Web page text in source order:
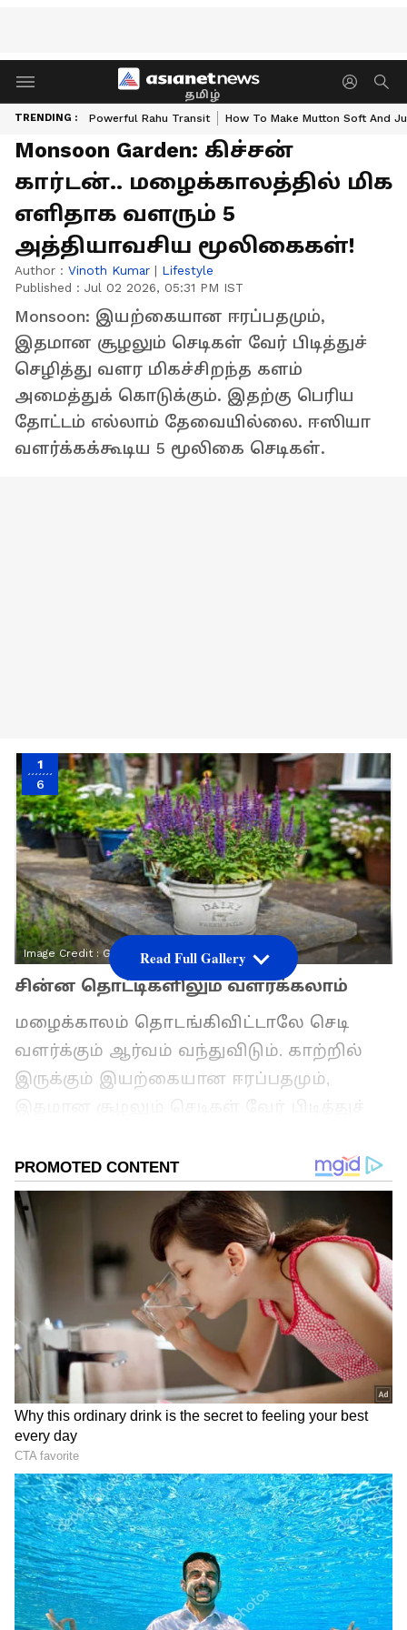
தமிழ்
TRENDING : Powerful Rahu Transit How To Make Mutton Soft And
Monsoon Garden: கிச்சன்
கார்டன்.. மழைக்காலத்தில் மிக
எளிதாக வளரும் 5
அத்தியாவசிய மூலிகைகள்!
Author : Vinoth Kumar | Lifestyle
Published : Jul 02 2026, 05:31 PM IST
Monsoon: இயற்கையான ஈரப்பதமும்,
இதமான சூழலும் செடிகள் வேர் பிடித்துச்
செழித்து வளர மிகச்சிறந்த களம்
அமைத்துக் கொடுக்கும். இதற்கு பெரிய
தோட்டம் எல்லாம் தேவையில்லை. ஈஸியா
வளர்க்கக்கூடிய 5 மூலிகை செடிகள்.
1
6
Image Credit :Getty
சின்ன தொட்டிகளிலும் வளர்க்கலாம்
மழைக்காலம் தொடங்கிவிட்டாலே செடி
வளர்க்கும் ஆர்வம் வந்துவிடும். காற்றில்
இருக்கும் இயற்கையான ஈரப்பதமும்,
அமைத்துக் கொடுக்கும். இதற்குப் பெரிய
தோட்டம் எல்லாம் தேவையில்லை; உங்கள்
வீட்டுப் பால்கனி, மொட்டை மாடி அல்லது
ஜன்னல் ஓரத்திலிருக்கும் சிறிய
தொட்டிகளிலேயே இந்த 5 மூலிகைச்
செடிகளை மிக எளிதாக வளர்க்கலாம்.
இவை உங்கள் சமையலுக்குப் புதிய
சுவையையும், ஆரோக்கியத்தையும்
தருவதோடு உங்கள் வீட்டுக்கு அழகையும்
கொடுக்கும்.
ஏசியாநெட் தமிழ்-ஐ உங்கள் முதன்மைத்
தேர்வாக்குங்கள்
Read Full Gallery